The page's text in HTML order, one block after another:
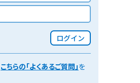
ログイン
こちらの「よくあるご質問」を